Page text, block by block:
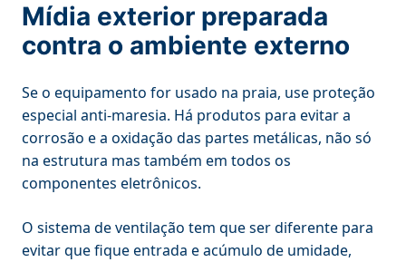
Mídia exterior preparada
contra o ambiente externo
Se o equipamento for usado na praia, use proteção
especial anti-maresia. Há produtos para evitar a
corrosão e a oxidação das partes metálicas, não só
na estrutura mas também em todos os
componentes eletrônicos.
O sistema de ventilação tem que ser diferente para
evitar que fique entrada e acúmulo de umidade,